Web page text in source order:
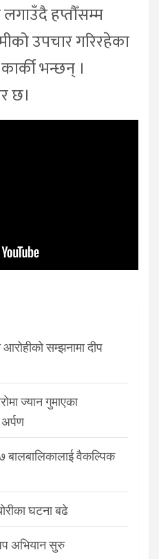
लगाउँदै हप्तौँसम्म
उपचार गरिरहेका
भन्छन् ।
छ।
आरोहीको सम्झनामा दीप
ज्यान गुमाएका
बालबालिकालाई वैकल्पिक
घटना बढे
अभियान सुरु